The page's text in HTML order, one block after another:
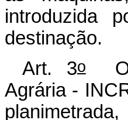
introduzida
destinação.
Art. 3oO
Agrária -